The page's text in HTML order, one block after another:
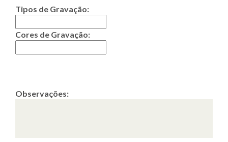
Tipos de Gravação:
Cores de Gravação:
Observações: